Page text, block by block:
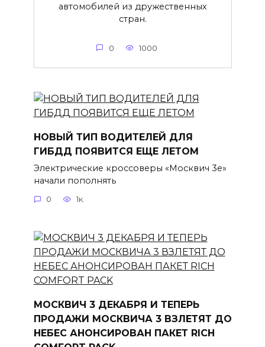
автомобилей из дружественных
стран.
0 1000
НОВЫЙ ТИП ВОДИТЕЛЕЙ ДЛЯ
ГИБДД ПОЯВИТСЯ ЕЩЕ ЛЕТОМ
Электрические кроссоверы «Москвич 3е»
начали пополнять
0 1к.
МОСКВИЧ 3 ДЕКАБРЯ И ТЕПЕРЬ
ПРОДАЖИ МОСКВИЧА 3 ВЗЛЕТЯТ ДО
НЕБЕС АНОНСИРОВАН ПАКЕТ RICH